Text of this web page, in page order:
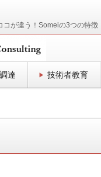
コが違う！Someiの3つの特徴
達 技術者教育